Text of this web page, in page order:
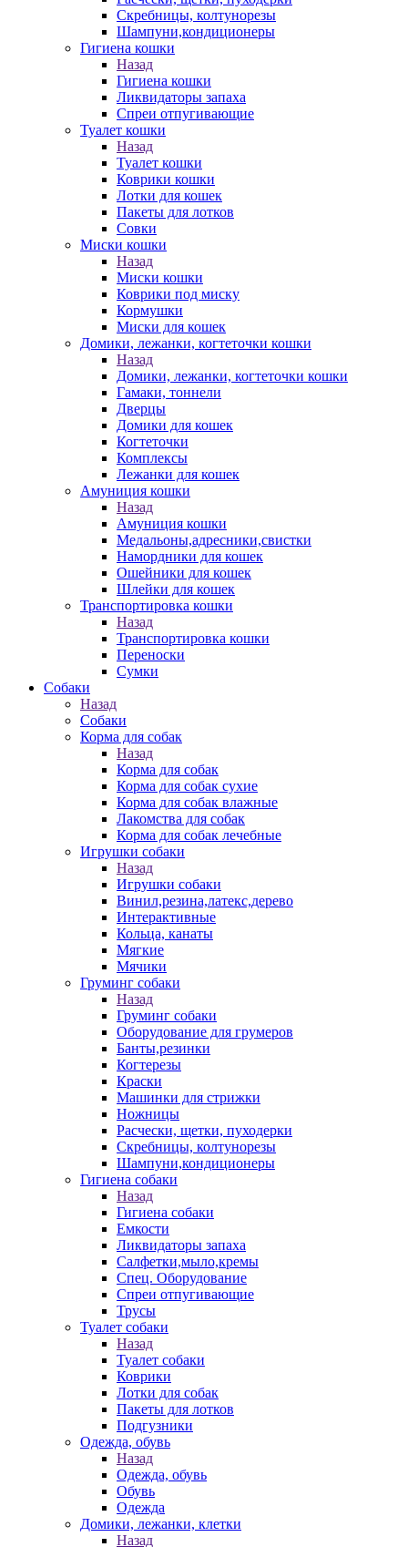
Скребницы, колтунорезы
Шампуни,кондиционеры
Гигиена кошки
Назад
Гигиена кошки
Ликвидаторы запаха
Спреи отпугивающие
Туалет кошки
Назад
Туалет кошки
Коврики кошки
Лотки для кошек
Пакеты для лотков
Совки
Миски кошки
Назад
Миски кошки
Коврики под миску
Кормушки
Миски для кошек
Домики, лежанки, когтеточки кошки
Назад
Домики, лежанки, когтеточки кошки
Гамаки, тоннели
Дверцы
Домики для кошек
Когтеточки
Комплексы
Лежанки для кошек
Амуниция кошки
Назад
Амуниция кошки
Медальоны,адресники,свистки
Намордники для кошек
Ошейники для кошек
Шлейки для кошек
Транспортировка кошки
Назад
Транспортировка кошки
Переноски
Сумки
Собаки
Назад
Собаки
Корма для собак
Назад
Корма для собак
Корма для собак сухие
Корма для собак влажные
Лакомства для собак
Корма для собак лечебные
Игрушки собаки
Назад
Игрушки собаки
Винил,резина,латекс,дерево
Интерактивные
Кольца, канаты
Мягкие
Мячики
Груминг собаки
Назад
Груминг собаки
Оборудование для грумеров
Банты,резинки
Когтерезы
Краски
Машинки для стрижки
Ножницы
Расчески, щетки, пуходерки
Скребницы, колтунорезы
Шампуни,кондиционеры
Гигиена собаки
Назад
Гигиена собаки
Емкости
Ликвидаторы запаха
Салфетки,мыло,кремы
Спец. Оборудование
Спреи отпугивающие
Трусы
Туалет собаки
Назад
Туалет собаки
Коврики
Лотки для собак
Пакеты для лотков
Подгузники
Одежда, обувь
Назад
Одежда, обувь
Обувь
Одежда
Домики, лежанки, клетки
Назад